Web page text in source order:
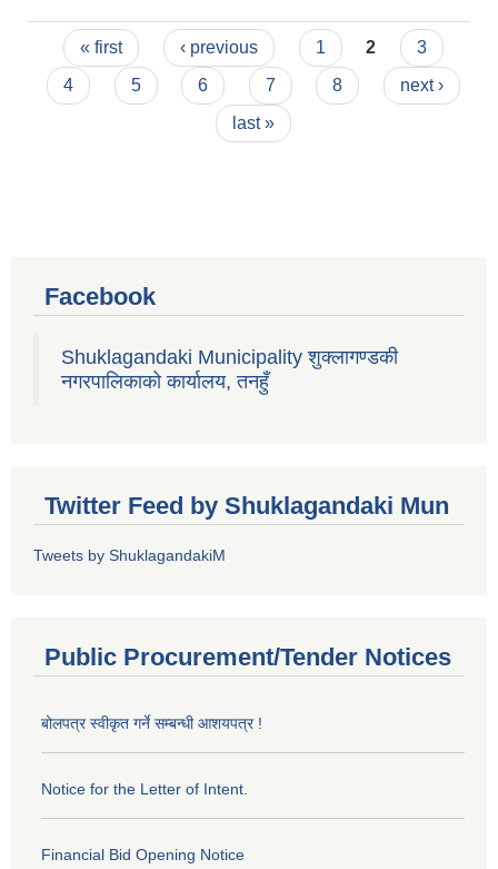
Pages
« first ‹ previous 1 2
3
4
5 6 7 8
next ›
last »
Facebook
Shuklagandaki Municipality शुक्लागण्डकी
नगरपालिकाको कार्यालय, तनहुँ
Twitter Feed by Shuklagandaki Mun
Tweets by ShuklagandakiM
Public Procurement/Tender Notices
बोलपत्र स्वीकृत गर्ने सम्बन्धी आशयपत्र !
Notice for the Letter of Intent.
Financial Bid Opening Notice